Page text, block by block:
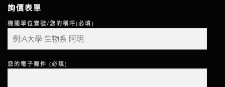
詢價表單
機關單位寶號/您的稱呼(必填)
您的電子郵件 (必填)